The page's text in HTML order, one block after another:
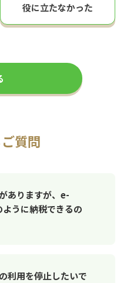
役に立たなかった
質問
ありますが、e-
ように納税できるの
利用を停止したいで